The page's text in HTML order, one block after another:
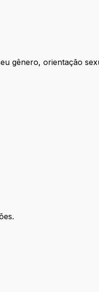
gênero, orientação